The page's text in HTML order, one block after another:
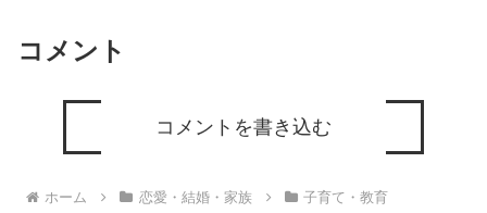
コメント
コメントを書き込む
ホーム 恋愛・結婚・家族 子育て・教育